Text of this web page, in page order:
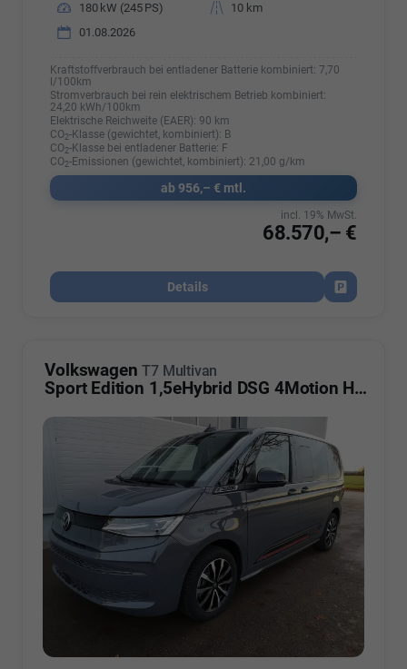
Leistung
180 kW (245 PS) Kilometerstand
10 km
01.08.2026
Kraftstoffverbrauch bei entladener Batterie kombiniert:7,70
l/100km
Stromverbrauch bei rein elektrischem Betrieb kombiniert:
24,20 kWh/100km
Elektrische Reichweite (EAER): 90 km
CO2-Klasse (gewichtet, kombiniert): B
CO2-Klasse bei entladener Batterie: F
CO2-Emissionen (gewichtet, kombiniert): 21,00 g/km
ab 956,– € mtl.
68.570,– €
incl. 19% MwSt.
Details
Fahrzeug
Volkswagen T7 Multivan
Sport Edition 1,5eHybrid DSG 4Motion High KÜ 7 Sitzer